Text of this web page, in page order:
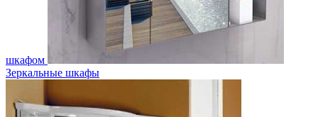
шкафом
Зеркальные шкафы